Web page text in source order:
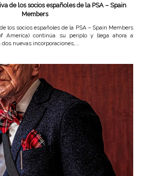
de los socios españoles de la PSA – Spain
Members
los socios españoles de la PSA – Spain Members
America) continúa su periplo y llega ahora a
nuevas incorporaciones,...